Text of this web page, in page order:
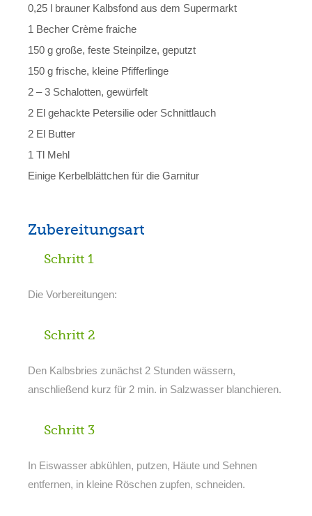
0,25 l brauner Kalbsfond aus dem Supermarkt
1 Becher Crème fraiche
150 g große, feste Steinpilze, geputzt
150 g frische, kleine Pfifferlinge
2 – 3 Schalotten, gewürfelt
2 El gehackte Petersilie oder Schnittlauch
2 El Butter
1 Tl Mehl
Einige Kerbelblättchen für die Garnitur
Zubereitungsart
Schritt 1
Die Vorbereitungen:
Schritt 2
Den Kalbsbries zunächst 2 Stunden wässern,
anschließend kurz für 2 min. in Salzwasser blanchieren.
Schritt 3
In Eiswasser abkühlen, putzen, Häute und Sehnen
entfernen, in kleine Röschen zupfen, schneiden.